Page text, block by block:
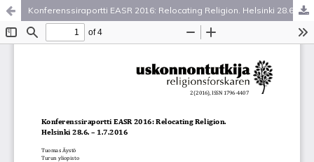
Konferenssiraportti EASR 2016: Relocating Religion. Helsinki 28.6. – 1.7.2016
Tieteellisten seurain valtuuskunta